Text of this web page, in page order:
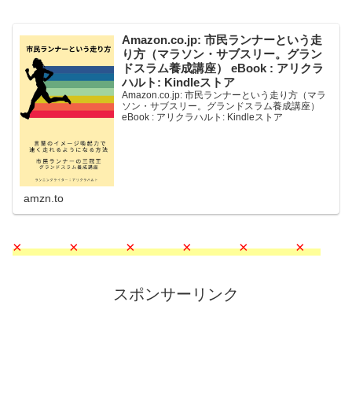
Amazon.co.jp: 市民ランナーという走
り方（マラソン・サブスリー。グラン
ドスラム養成講座） eBook : アリクラ
ハルト: Kindleストア
Amazon.co.jp: 市民ランナーという走り方（マラ
ソン・サブスリー。グランドスラム養成講座）
eBook : アリクラハルト: Kindleストア
amzn.to
× × × × × ×
スポンサーリンク